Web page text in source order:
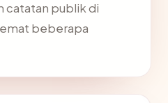
catatan publik di
beberapa